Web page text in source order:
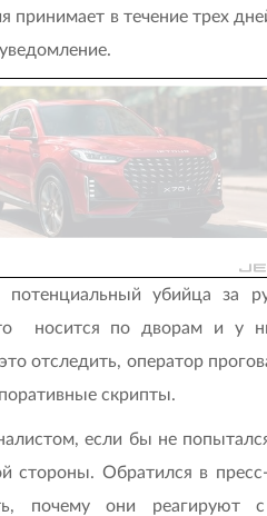
принимает в течение трех
потенциальный убийца за
то носится по дворам и у
отследить, оператор
скрипты.
если бы не
стороны. Обратился в
почему они реагируют